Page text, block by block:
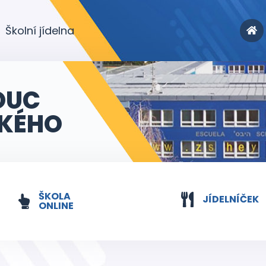
Školní jídelna
ŠKOLA
ONLINE JÍDELNÍČEK